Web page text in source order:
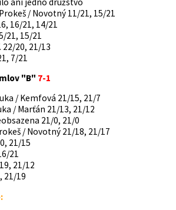
/ Novotný 11/21, 15/21
16/21, 14/21
21, 15/21
22/20, 21/13
7/21
"B" 7-1
/ Kemfová 21/15, 21/7
/ Marťán 21/13, 21/12
21/0, 21/0
/ Novotný 21/18, 21/17
21/15
21
21/12
21/19